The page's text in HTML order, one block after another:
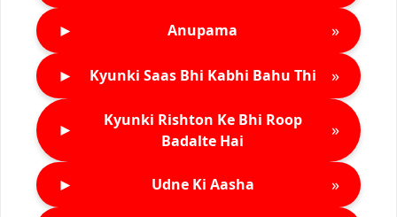
► Anupama »
► Kyunki Saas Bhi Kabhi Bahu Thi »
►
Kyunki Rishton Ke Bhi Roop
Badalte Hai
»
► Udne Ki Aasha »